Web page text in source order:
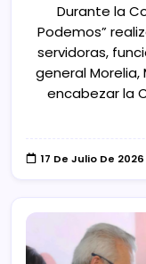
Durante la
Podemos”
servidoras,
general Morelia,
encabezar la
17 De Julio De 2026